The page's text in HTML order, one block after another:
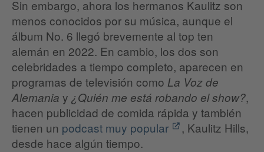
Sin embargo, ahora los hermanos Kaulitz son
menos conocidos por su música, aunque el
álbum No. 6 llegó brevemente al top ten
alemán en 2022. En cambio, los dos son
celebridades a tiempo completo, aparecen en
programas de televisión como La Voz de
Alemania y ¿Quién me está robando el show?,
hacen publicidad de comida rápida y también
tienen un podcast muy popular
, Kaulitz Hills,
desde hace algún tiempo.